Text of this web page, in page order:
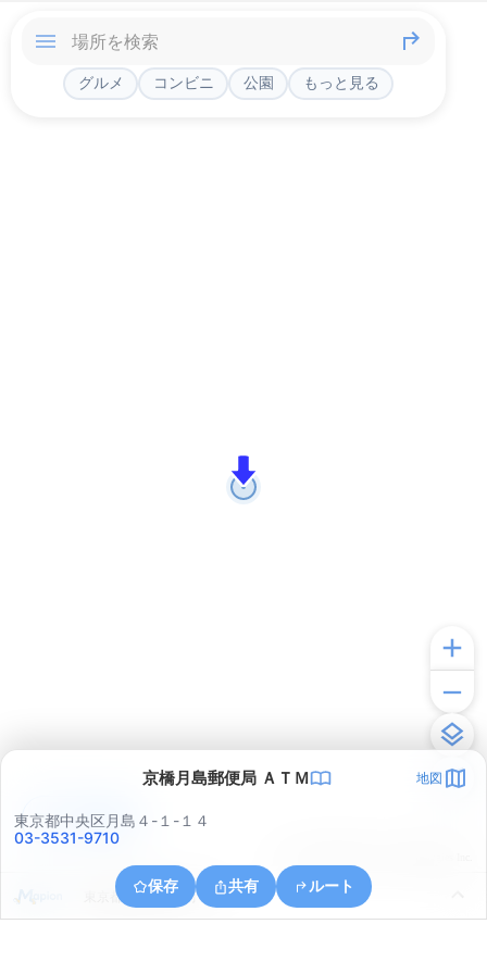
グルメ コンビニ 公園 もっと見る
京橋月島郵便局 ＡＴＭ 地図
東京都中央区月島４-１-１４
03-3531-9710
保存 共有 ルート
東京都中央区佃２丁目
アプリで見る